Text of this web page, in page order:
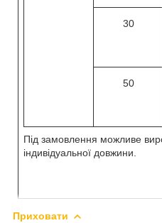
30
50
Під замовлення можливе
індивідуальної довжини.
Приховати